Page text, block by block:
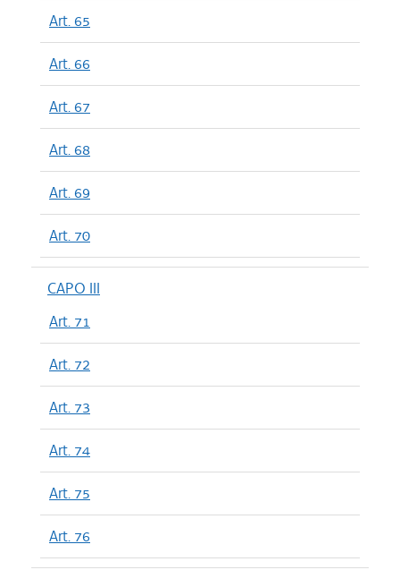
Art. 65
Art. 66
Art. 67
Art. 68
Art. 69
Art. 70
CAPO III
Art. 71
Art. 72
Art. 73
Art. 74
Art. 75
Art. 76